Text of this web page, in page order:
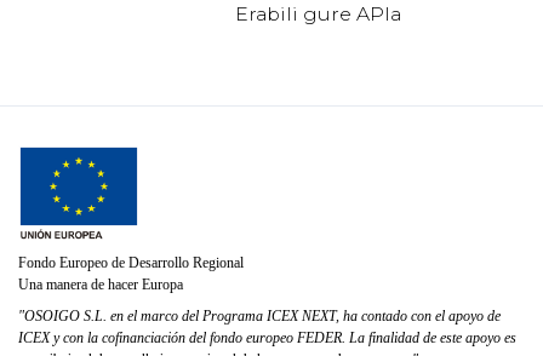
Erabili gure APIa
Fondo Europeo de Desarrollo Regional
Una manera de hacer Europa
"OSOIGO S.L. en el marco del Programa ICEX NEXT, ha contado con el apoyo de
ICEX y con la cofinanciación del fondo europeo FEDER. La finalidad de este apoyo es